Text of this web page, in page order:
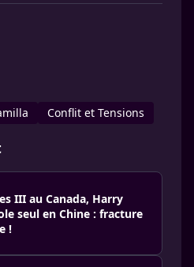
Conflit et Tensions
III au Canada, Harry
seul en Chine : fracture
!